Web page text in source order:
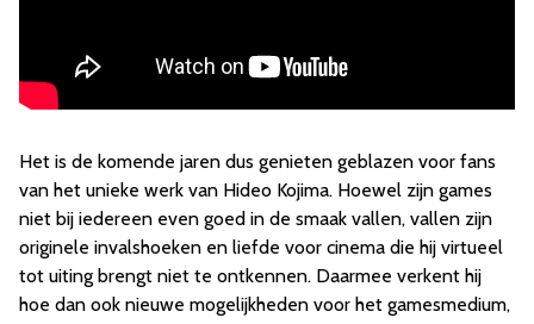
Het is de komende jaren dus genieten geblazen voor fans
van het unieke werk van Hideo Kojima. Hoewel zijn games
niet bij iedereen even goed in de smaak vallen, vallen zijn
originele invalshoeken en liefde voor cinema die hij virtueel
tot uiting brengt niet te ontkennen. Daarmee verkent hij
hoe dan ook nieuwe mogelijkheden voor het gamesmedium,